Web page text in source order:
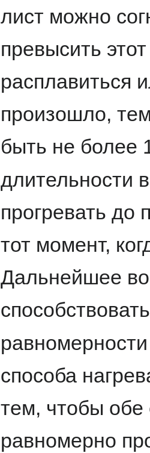
лист можно
превысить
расплавиться
произошло,
быть не более
длительности
прогревать до
тот момент,
Дальнейшее
способа
тем, чтобы
равномерно